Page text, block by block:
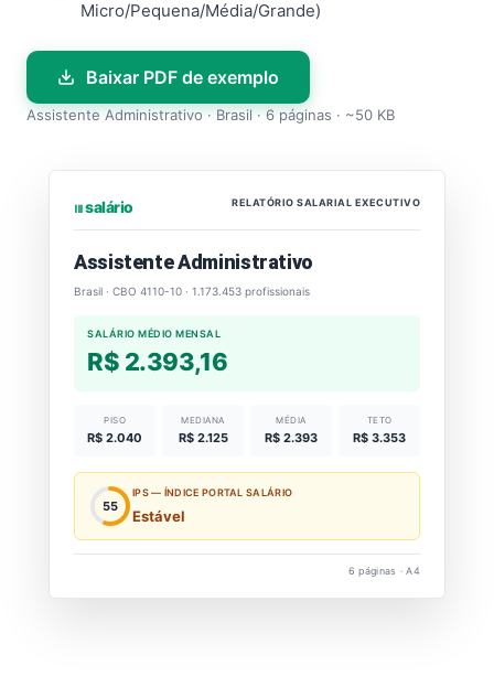
Micro/Pequena/Média/Grande)
Baixar PDF de exemplo
Assistente Administrativo · Brasil · 6 páginas · ~50 KB
⏐⏐⏐ salário RELATÓRIO SALARIAL EXECUTIVO
Assistente Administrativo
Brasil · CBO 4110-10 · 1.173.453 profissionais
SALÁRIO MÉDIO MENSAL
R$ 2.393,16
PISO
R$ 2.040
MEDIANA
R$ 2.125
MÉDIA
R$ 2.393
TETO
R$ 3.353
55
IPS — ÍNDICE PORTAL SALÁRIO
Estável
6 páginas · A4